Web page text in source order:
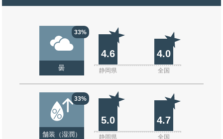
33%
曇
4.6 4.0
静岡県 全国
33%
舗装（湿潤）
5.0 4.7
静岡県 全国